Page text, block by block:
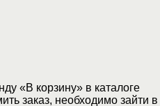
«В корзину» в каталоге
заказ, необходимо зайти в